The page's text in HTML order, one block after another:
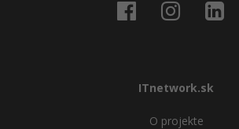
ITnetwork.sk
O projekte